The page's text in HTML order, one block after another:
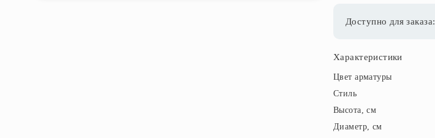
Доступно для заказа:
Характеристики
Цвет арматуры
Стиль
Высота, см
Диаметр, см